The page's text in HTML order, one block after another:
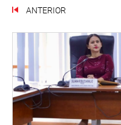
ANTERIOR